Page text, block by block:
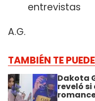
entrevistas
A.G.
TAMBIÉN TE
Dakota
reveló